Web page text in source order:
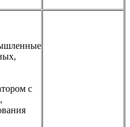
с